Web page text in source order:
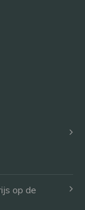
op de